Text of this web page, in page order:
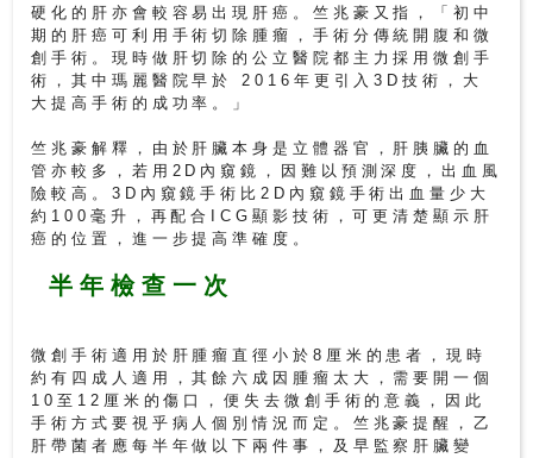
硬化的肝亦會較容易出現肝癌。竺兆豪又指，「初中
期的肝癌可利用手術切除腫瘤，手術分傳統開腹和微
創手術。現時做肝切除的公立醫院都主力採用微創手
術，其中瑪麗醫院早於 2016年更引入3D技術，大
大提高手術的成功率。」
竺兆豪解釋，由於肝臟本身是立體器官，肝胰臟的血
管亦較多，若用2D內窺鏡，因難以預測深度，出血風
險較高。3D內窺鏡手術比2D內窺鏡手術出血量少大
約100毫升，再配合ICG顯影技術，可更清楚顯示肝
癌的位置，進一步提高準確度。
半年檢查一次
微創手術適用於肝腫瘤直徑小於8厘米的患者，現時
約有四成人適用，其餘六成因腫瘤太大，需要開一個
10至12厘米的傷口，便失去微創手術的意義，因此
手術方式要視乎病人個別情況而定。竺兆豪提醒，乙
肝帶菌者應每半年做以下兩件事，及早監察肝臟變